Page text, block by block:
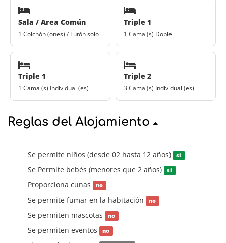
Sala / Area Común
1 Colchón (ones) / Futón solo
Triple 1
1 Cama (s) Doble
Triple 1
1 Cama (s) Individual (es)
Triple 2
3 Cama (s) Individual (es)
Reglas del Alojamiento
Se permite niños (desde 02 hasta 12 años) sí
Se Permite bebés (menores que 2 años) sí
Proporciona cunas no
Se permite fumar en la habitación no
Se permiten mascotas no
Se permiten eventos no